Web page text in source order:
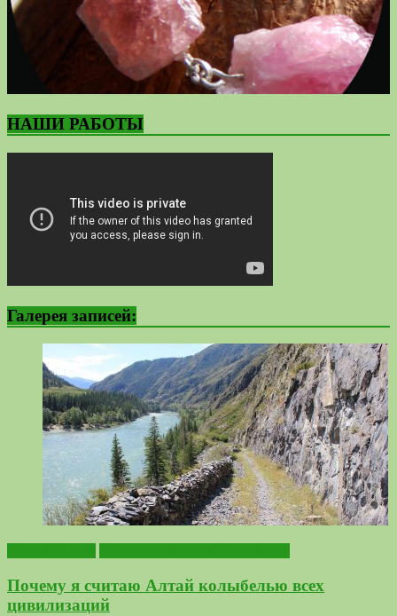
НАШИ РАБОТЫ
Галерея записей:
Почему я считаю Алтай колыбелью всех
цивилизаций